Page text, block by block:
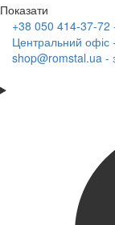
Показати
+38 050 414-37-72
Центральний офіс
shop@romstal.ua -